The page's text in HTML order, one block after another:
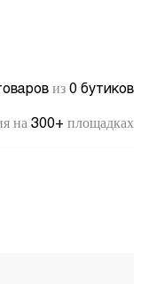
из 0 бутиков
на 300+ площадках